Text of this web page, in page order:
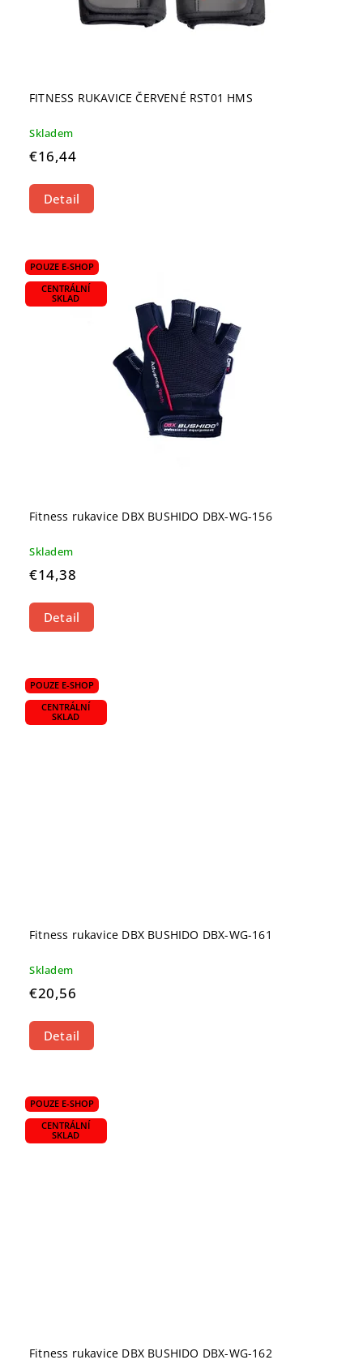
FITNESS RUKAVICE ČERVENÉ RST01 HMS
Skladem
€16,44
Detail
POUZE E-SHOP
CENTRÁLNÍ
SKLAD
Fitness rukavice DBX BUSHIDO DBX-WG-156
Skladem
€14,38
Detail
POUZE E-SHOP
CENTRÁLNÍ
SKLAD
Fitness rukavice DBX BUSHIDO DBX-WG-161
Skladem
€20,56
Detail
POUZE E-SHOP
CENTRÁLNÍ
SKLAD
Fitness rukavice DBX BUSHIDO DBX-WG-162